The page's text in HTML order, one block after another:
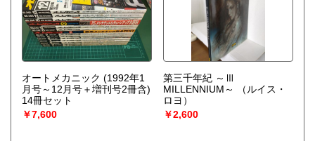
オートメカニック (1992年1
月号～12月号＋増刊号2冊含)
14冊セット
￥7,600
第三千年紀 ～Ⅲ
MILLENNIUM～
（ルイス・
ロヨ）
￥2,600